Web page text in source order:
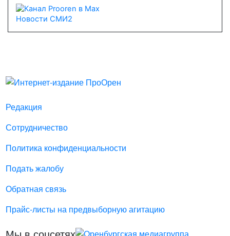
Новости СМИ2
Редакция
Сотрудничество
Политика конфиденциальности
Подать жалобу
Обратная связь
Прайс-листы на предвыборную агитацию